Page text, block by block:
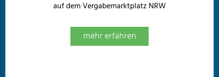
auf dem Vergabemarktplatz NRW
mehr erfahren